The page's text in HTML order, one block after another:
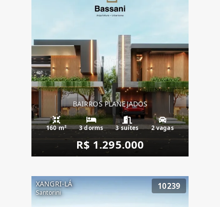
BAIRROS PLANEJADOS
160 m² 3 dorms 3 suítes 2 vagas
R$ 1.295.000
XANGRI-LÁ
Santorini
10239